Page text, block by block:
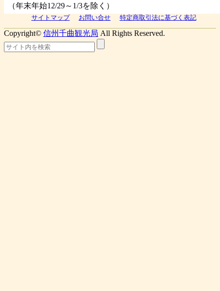
（年末年始12/29～1/3を除く）
サイトマップ お問い合せ 特定商取引法に基づく表記
Copyright© 信州千曲観光局 All Rights Reserved.